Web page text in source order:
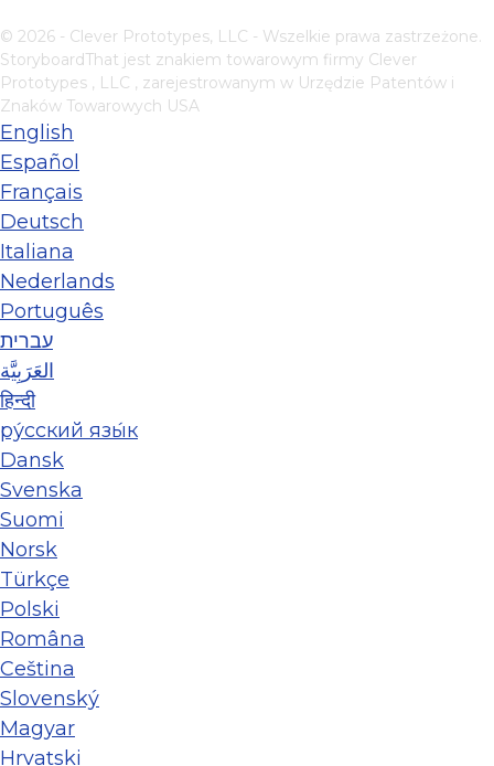
© 2026 - Clever Prototypes, LLC - Wszelkie prawa zastrzeżone.
StoryboardThat jest znakiem towarowym firmy Clever
Prototypes , LLC , zarejestrowanym w Urzędzie Patentów i
Znaków Towarowych USA
English
Español
Français
Deutsch
Italiana
Nederlands
Português
עברית
العَرَبِيَّة
हिन्दी
ру́сский язы́к
Dansk
Svenska
Suomi
Norsk
Türkçe
Polski
Româna
Ceština
Slovenský
Magyar
Hrvatski